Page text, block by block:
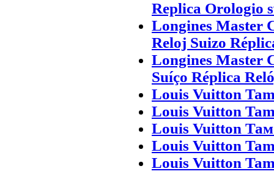
Replica Orologio
Longines Master
Reloj Suizo
Longines Master
Suíço Réplica
Louis Vuitton
Louis Vuitton
Louis Vuitton
Louis Vuitton
Louis Vuitton